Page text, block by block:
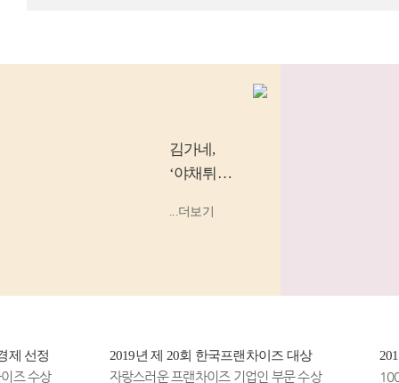
김가네,
‘야채튀김
고기 김밥’
...더보기
선정
수상
2019년 제 20회 한국프랜차이즈 대상
자랑스러운 프랜차이즈 기업인 부문 수상
2019
100